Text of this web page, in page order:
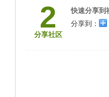
2
分享社区
快速分享到
分享到：